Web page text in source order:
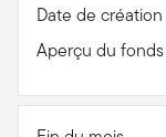
Date de création
Aperçu du fonds